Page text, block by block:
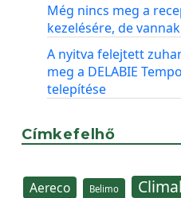
Még nincs meg a
kezelésére, de
A nyitva felejtett
meg a DELABIE
telepítése
Címkefelhő
Aereco Belimo